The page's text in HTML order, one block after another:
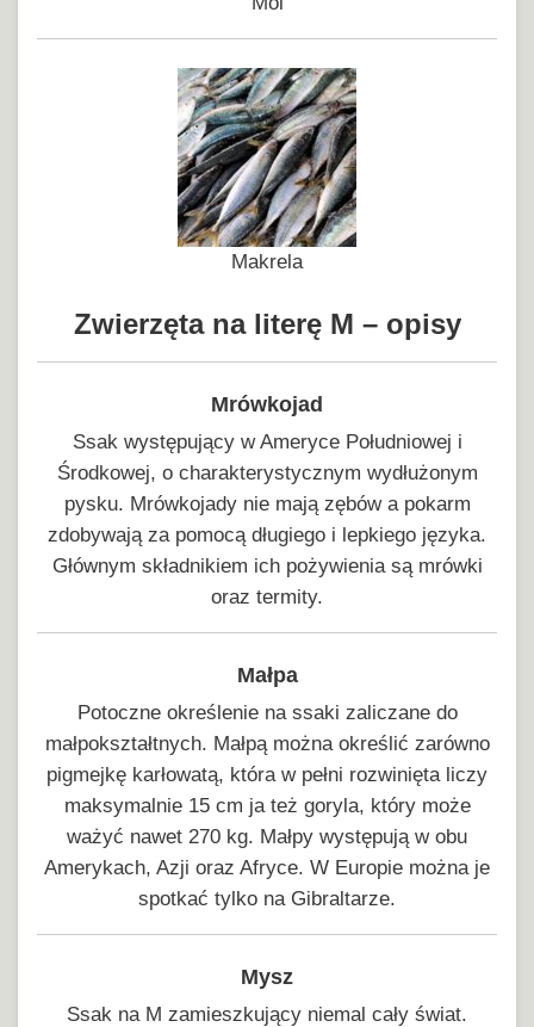
Makrela
Zwierzęta na literę M – opisy
Mrówkojad
Ssak występujący w Ameryce Południowej i
Środkowej, o charakterystycznym wydłużonym
pysku. Mrówkojady nie mają zębów a pokarm
zdobywają za pomocą długiego i lepkiego języka.
Głównym składnikiem ich pożywienia są mrówki
oraz termity.
Małpa
Potoczne określenie na ssaki zaliczane do
małpokształtnych. Małpą można określić zarówno
pigmejkę karłowatą, która w pełni rozwinięta liczy
maksymalnie 15 cm ja też goryla, który może
ważyć nawet 270 kg. Małpy występują w obu
Amerykach, Azji oraz Afryce. W Europie można je
spotkać tylko na Gibraltarze.
Mysz
Ssak na M zamieszkujący niemal cały świat.